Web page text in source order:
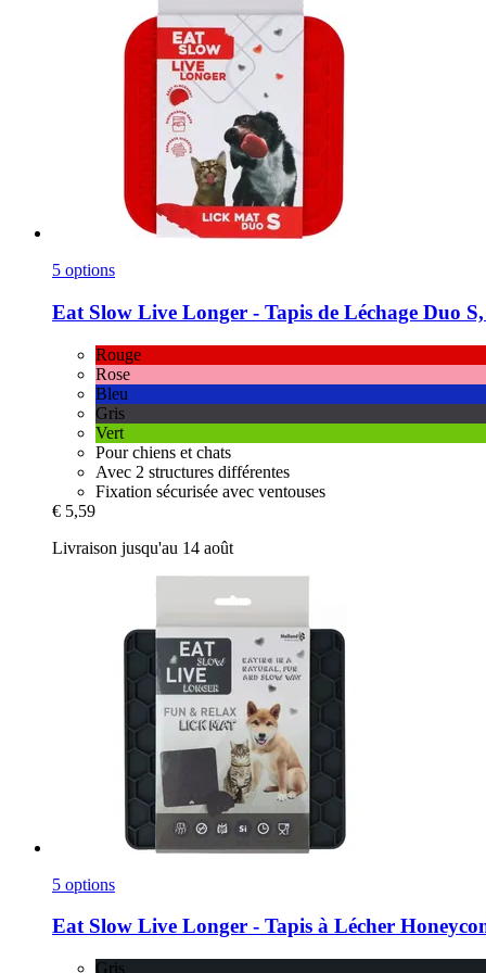
5 options
Eat Slow Live Longer -​ Tapis de Léchage Duo
Rouge
Rose
Bleu
Gris
Vert
Pour chiens et chats
Avec 2 structures différentes
Fixation sécurisée avec ventouses
€ 5,59
Livraison jusqu'au 14 août
5 options
Eat Slow Live Longer -​ Tapis à Lécher
Gris